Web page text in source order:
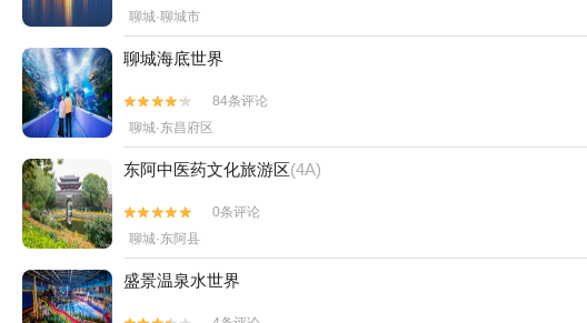
聊城·聊城市
聊城海底世界


84条评论
聊城·东昌府区
东阿中医药文化旅游区(4A)


0条评论
聊城·东阿县
盛景温泉水世界